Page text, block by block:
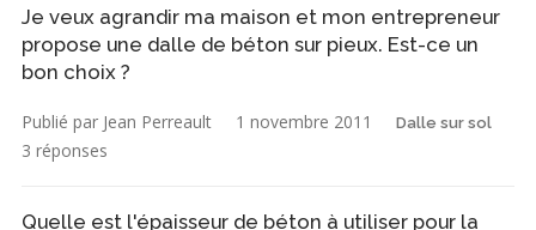
Je veux agrandir ma maison et mon entrepreneur
propose une dalle de béton sur pieux. Est-ce un
bon choix ?
Publié par Jean Perreault 1 novembre 2011 Dalle sur sol
3 réponses
Quelle est l'épaisseur de béton à utiliser pour la